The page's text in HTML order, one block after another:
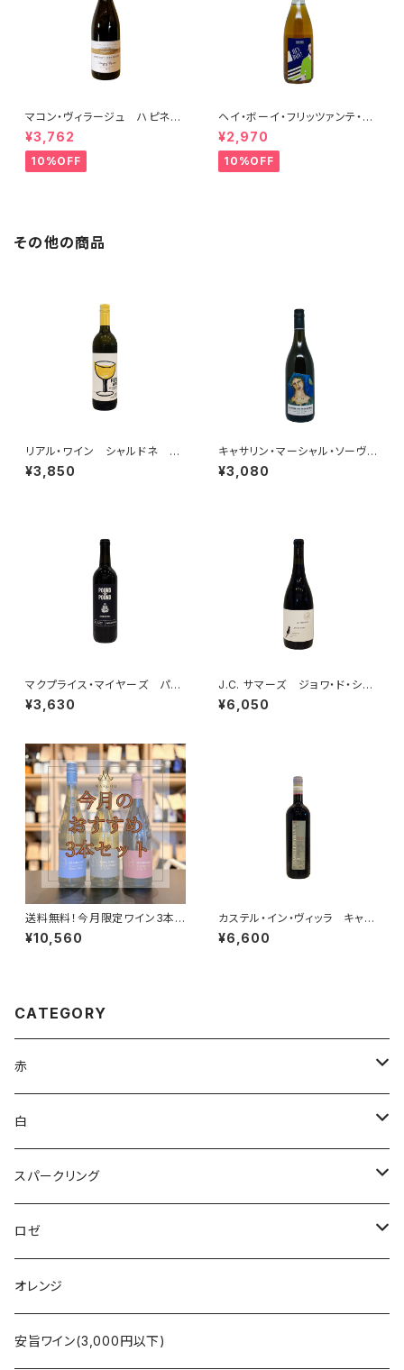
マコン・ヴィラージュ ハピネ
ス 2023 ブレノ・ベランジェ
¥3,762
10%OFF
ヘイ・ボーイ・フリッツァンテ・ビ
アンコ 2022 オールド・ボー
イ
¥2,970
10%OFF
その他の商品
リアル・ワイン シャルドネ 20
22
¥3,850
キャサリン・マーシャル・ソーヴィ
ニヨンブラン 2023
¥3,080
マクプライス・マイヤーズ パウ
ンド・フォー・パウンド ジンファ
ンデル 2023
¥3,630
J.C. サマーズ ジョワ・ド・シア
ン ピノ・ノワール ダンディ・ヒ
ルズ 2022
¥6,050
送料無料！今月限定ワイン3本セ
ット｜白2本・赤1本の高コスパ厳
選ワイン
¥10,560
カステル・イン・ヴィッラ キャン
ティ・クラシコ 2020
¥6,600
CATEGORY
赤
ブルゴーニュ
ボルドー
シャンパーニュ
コート・デュ・ローヌ
ラングドック・ルーション
白
アルザス
ブルゴーニュ
ボルドー
ロワール
スパークリング
シャンパーニュ
アルザス
フランス
ロゼ
シャンパーニュ
アルザス
オレンジ
安旨ワイン(3,000円以下)